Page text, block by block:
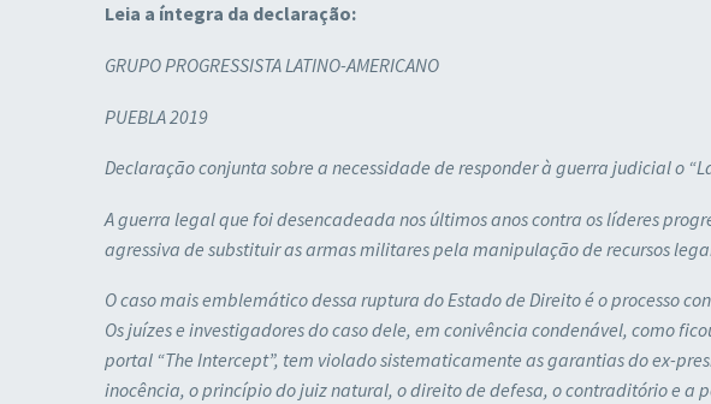
Leia a íntegra da declaração:
GRUPO PROGRESSISTA LATINO-AMERICANO
PUEBLA 2019
Declaração conjunta sobre a necessidade de responder à guerra judicial o
A guerra legal que foi desencadeada nos últimos anos contra os líderes
agressiva de substituir as armas militares pela manipulação de recursos
O caso mais emblemático dessa ruptura do Estado de Direito é o processo
Os juízes e investigadores do caso dele, em conivência condenável, como
portal “The Intercept”, tem violado sistematicamente as garantias do ex-
inocência, o princípio do juiz natural, o direito de defesa, o contraditório e a